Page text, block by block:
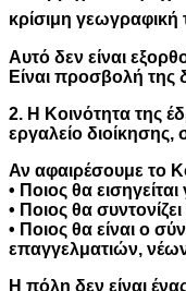
κρίσιμη
Αυτό δεν είναι
Είναι προσβολή της
2. Η Κοινότητα της
εργαλείο διοίκησης,
Αν αφαιρέσουμε το
• Ποιος θα
• Ποιος θα
• Ποιος θα είναι ο
επαγγελματιών,
Η πόλη δεν είναι